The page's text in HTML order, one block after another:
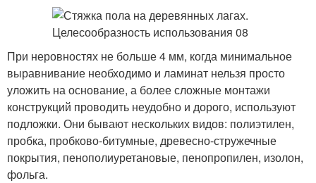
При неровностях не больше 4 мм, когда минимальное
выравнивание необходимо и ламинат нельзя просто
уложить на основание, а более сложные монтажи
конструкций проводить неудобно и дорого, используют
подложки. Они бывают нескольких видов: полиэтилен,
пробка, пробково-битумные, древесно-стружечные
покрытия, пенополиуретановые, пенопропилен, изолон,
фольга.